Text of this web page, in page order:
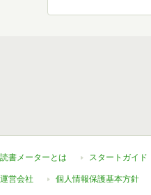
読書メーターとは スタートガイド
運営会社 個人情報保護基本方針